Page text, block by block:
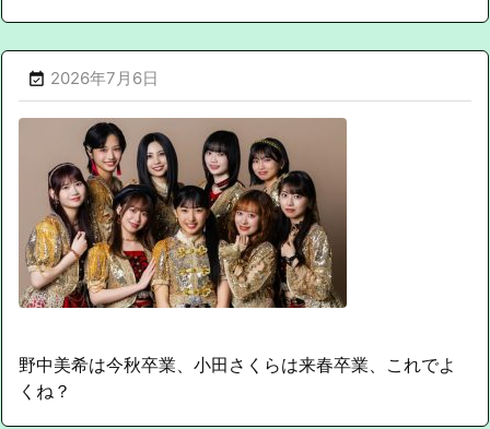
 2026年7月6日
野中美希は今秋卒業、小田さくらは来春卒業、これでよ
くね？